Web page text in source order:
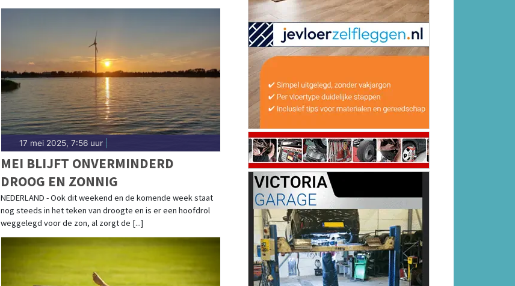
17 mei 2025, 7:56 uur|
MEI BLIJFT ONVERMINDERD
DROOG EN ZONNIG
NEDERLAND - Ook dit weekend en de komende week staat
nog steeds in het teken van droogte en is er een hoofdrol
weggelegd voor de zon, al zorgt de [...]